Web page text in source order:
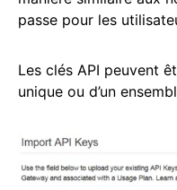
passe pour les
Les clés API peuvent
unique ou d’un